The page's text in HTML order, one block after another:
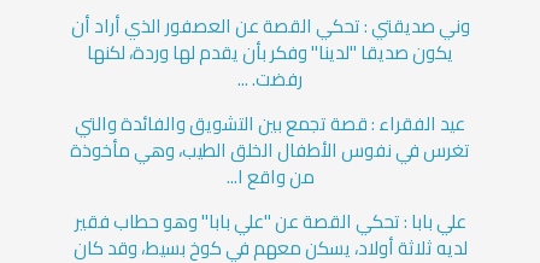
وني صديقتي : تحكي القصة عن العصفور الذي أراد أن
يكون صديقا "لدينا" وفكر بأن يقدم لها وردة، لكنها
رفضت. ...
عيد الفقراء : قصة تجمع بين التشويق والفائدة والتي
تغرس في نفوس الأطفال الخلق الطيب، وهي مأخوذة
من واقع ا...
علي بابا : تحكي القصة عن "علي بابا" وهو حطاب فقير
لديه ثلاثة أولاد، يسكن معهم في كوخ بسيط، وقد كان